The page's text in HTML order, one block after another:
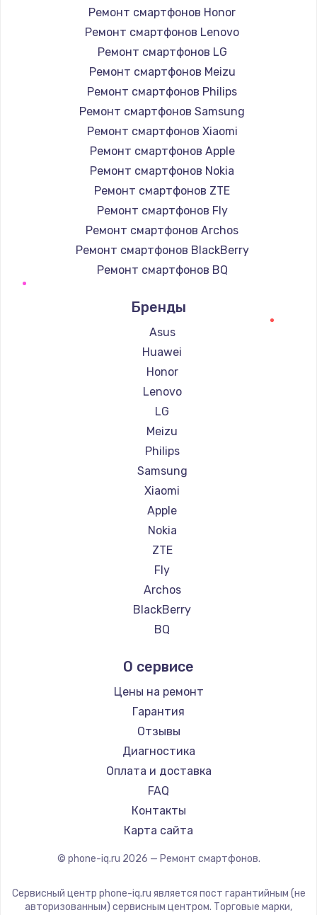
Ремонт смартфонов Honor
Ремонт смартфонов Lenovo
Ремонт смартфонов LG
Ремонт смартфонов Meizu
Ремонт смартфонов Philips
Ремонт смартфонов Samsung
Ремонт смартфонов Xiaomi
Ремонт смартфонов Apple
Ремонт смартфонов Nokia
Ремонт смартфонов ZTE
Ремонт смартфонов Fly
Ремонт смартфонов Archos
Ремонт смартфонов BlackBerry
Ремонт смартфонов BQ
Ремонт смартфонов Digma
Ремонт смартфонов Ginzzu
Ремонт смартфонов Highscreen
Ремонт смартфонов Irbis
Ремонт смартфонов Kyocera
Ремонт смартфонов LeEco
Ремонт смартфонов OnePlus
Ремонт смартфонов teXet
Ремонт смартфонов Motorola
Ремонт смартфонов Prestigio
Ремонт смартфонов Vertex
Ремонт смартфонов Microsoft
Ремонт смартфонов Sharp
Ремонт смартфонов Elephone
Ремонт смартфонов BlackView
Ремонт смартфонов Google
Ремонт смартфонов Vertu
Ремонт смартфонов Hisense
Ремонт смартфонов Nubia
Ремонт смартфонов Land Rover
Ремонт смартфонов Acer
Ремонт смартфонов HP
Ремонт смартфонов Poco
Ремонт смартфонов HTC
Ремонт смартфонов Blackmagic
Ремонт смартфонов Nothing
Бренды
Asus
Huawei
Honor
Lenovo
LG
Meizu
Philips
Samsung
Xiaomi
Apple
Nokia
ZTE
Fly
Archos
BlackBerry
BQ
Digma
Ginzzu
Highscreen
Irbis
Kyocera
LeEco
OnePlus
teXet
Motorola
Sharp
О сервисе
Цены на ремонт
Гарантия
Отзывы
Диагностика
Оплата и доставка
FAQ
Контакты
Карта сайта
© phone-iq.ru 2026 — Ремонт смартфонов.
Сервисный центр phone-iq.ru является пост гарантийным (не
авторизованным) сервисным центром. Торговые марки,